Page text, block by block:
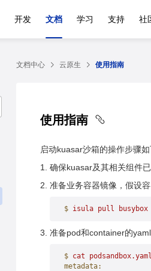
开发 文档 学习 支持 社
文档中心 云原生 使用指南
使用指南
启动kuasar沙箱的操作步骤如
确保kuasar及其相关组件
准备业务容器镜像，假设
$ isula pull busybox
准备pod和container的
$ cat podsandbox.yaml
metadata: